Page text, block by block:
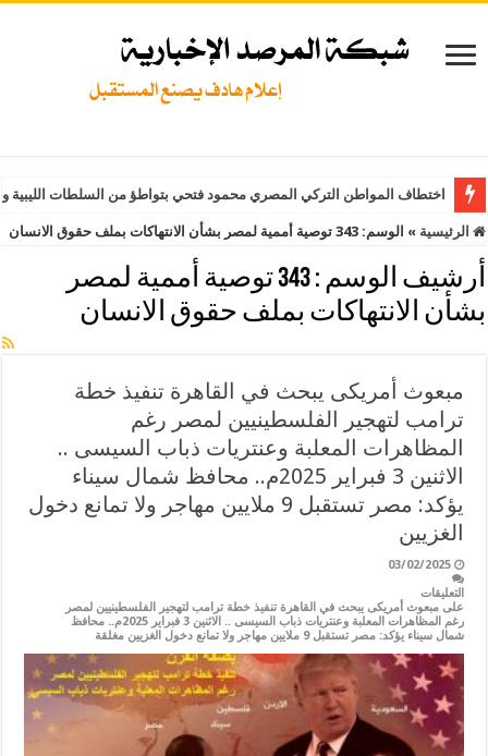
اختطاف المواطن التركي المصري محمود فتحي بتواطؤ من السلطات
الرئيسية » الوسم: 343 توصية أممية لمصر بشأن الانتهاكات بملف حقوق الانسان
أرشيف الوسم :
343 توصية أممية لمصر
بشأن الانتهاكات بملف حقوق الانسان
مبعوث أمريكى يبحث في القاهرة تنفيذ خطة
ترامب لتهجير الفلسطينيين لمصر رغم
المظاهرات المعلبة وعنتريات ذباب السيسى ..
الاثنين 3 فبراير 2025م.. محافظ شمال سيناء
يؤكد: مصر تستقبل 9 ملايين مهاجر ولا تمانع دخول
الغزيين
03/02/2025
التعليقات
على مبعوث أمريكى يبحث في القاهرة تنفيذ خطة ترامب لتهجير الفلسطينيين لمصر
رغم المظاهرات المعلبة وعنتريات ذباب السيسى .. الاثنين 3 فبراير 2025م.. محافظ
شمال سيناء يؤكد: مصر تستقبل 9 ملايين مهاجر ولا تمانع دخول الغزيين مغلقة